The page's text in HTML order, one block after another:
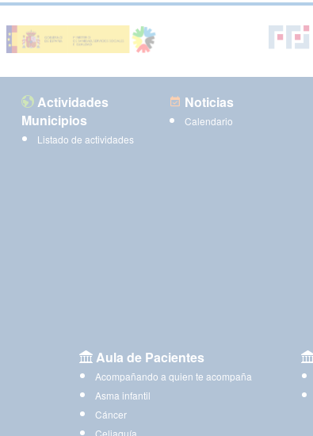
Actividades
Municipios
Listado de actividades
Noticias
Calendario
Aula de Pacientes
Acompañando a quien te acompaña
Asma infantil
Cáncer
Celiaquía